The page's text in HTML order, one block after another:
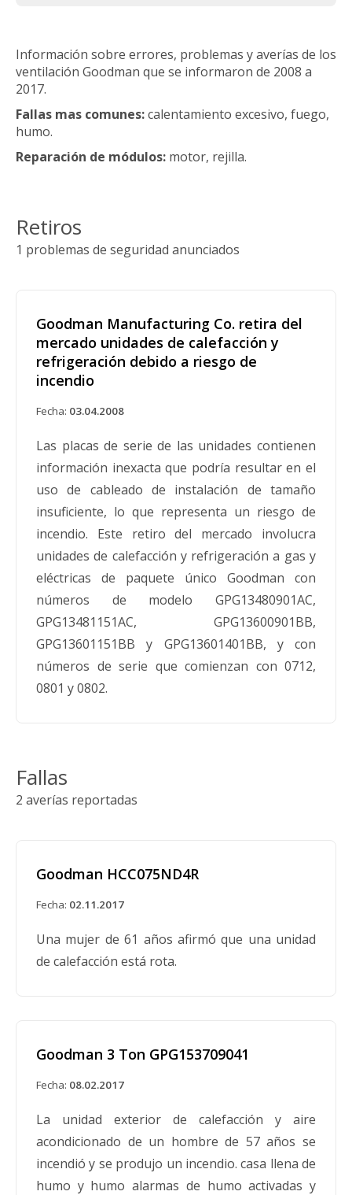
Información sobre errores, problemas y averías de los
ventilación Goodman que se informaron de 2008 a
2017.
Fallas mas comunes:calentamiento excesivo, fuego,
humo.
Reparación de módulos: motor, rejilla.
Retiros
1 problemas de seguridad anunciados
Goodman Manufacturing Co. retira del
mercado unidades de calefacción y
refrigeración debido a riesgo de
incendio
Fecha: 03.04.2008
Las placas de serie de las unidades contienen
información inexacta que podría resultar en el
uso de cableado de instalación de tamaño
insuficiente, lo que representa un riesgo de
incendio. Este retiro del mercado involucra
unidades de calefacción y refrigeración a gas y
eléctricas de paquete único Goodman con
números de modelo GPG13480901AC,
GPG13481151AC, GPG13600901BB,
GPG13601151BB y GPG13601401BB, y con
números de serie que comienzan con 0712,
0801 y 0802.
Fallas
2 averías reportadas
Goodman HCC075ND4R
Fecha: 02.11.2017
Una mujer de 61 años afirmó que una unidad
de calefacción está rota.
Goodman 3 Ton GPG153709041
Fecha: 08.02.2017
La unidad exterior de calefacción y aire
acondicionado de un hombre de 57 años se
incendió y se produjo un incendio. casa llena de
humo y humo alarmas de humo activadas y